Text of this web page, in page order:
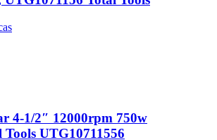
4-1/2″ 12000rpm 750w
Tools UTG10711556